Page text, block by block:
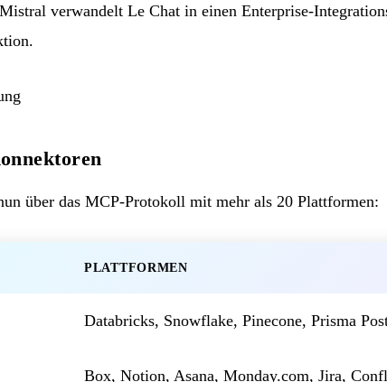
verwandelt Le Chat in einen Enterprise-
über das MCP-Protokoll mit mehr als 20 Plattformen:
PLATTFORMEN
Databricks, Snowflake, Pinecone, Prisma
Box, Notion, Asana, Monday.com, Jira,